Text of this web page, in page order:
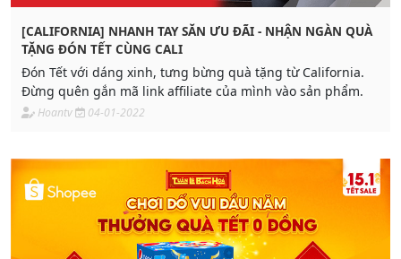
[CALIFORNIA] NHANH TAY SĂN ƯU ĐÃI - NHẬN NGÀN QUÀ
TẶNG ĐÓN TẾT CÙNG CALI
Đón Tết với dáng xinh, tưng bừng quà tặng từ California.
Đừng quên gắn mã link affiliate của mình vào sản phẩm.
Hoantv 04-01-2022